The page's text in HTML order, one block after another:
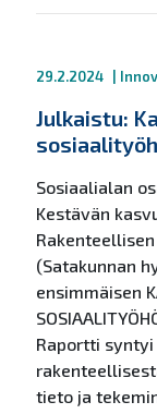
29.2.2024
Julkaistu:
Sosiaalialan
Kestävän
(Satakunnan
ensimmäisen
Raportti
tieto ja